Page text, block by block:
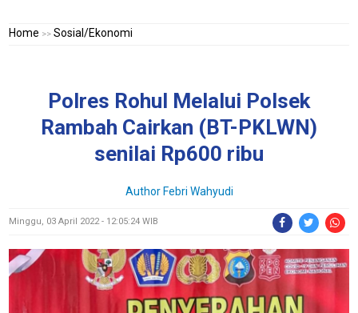
Home >>Sosial/Ekonomi
Polres Rohul Melalui Polsek
Rambah Cairkan (BT-PKLWN)
senilai Rp600 ribu
Author Febri Wahyudi
Minggu, 03 April 2022 - 12:05:24 WIB